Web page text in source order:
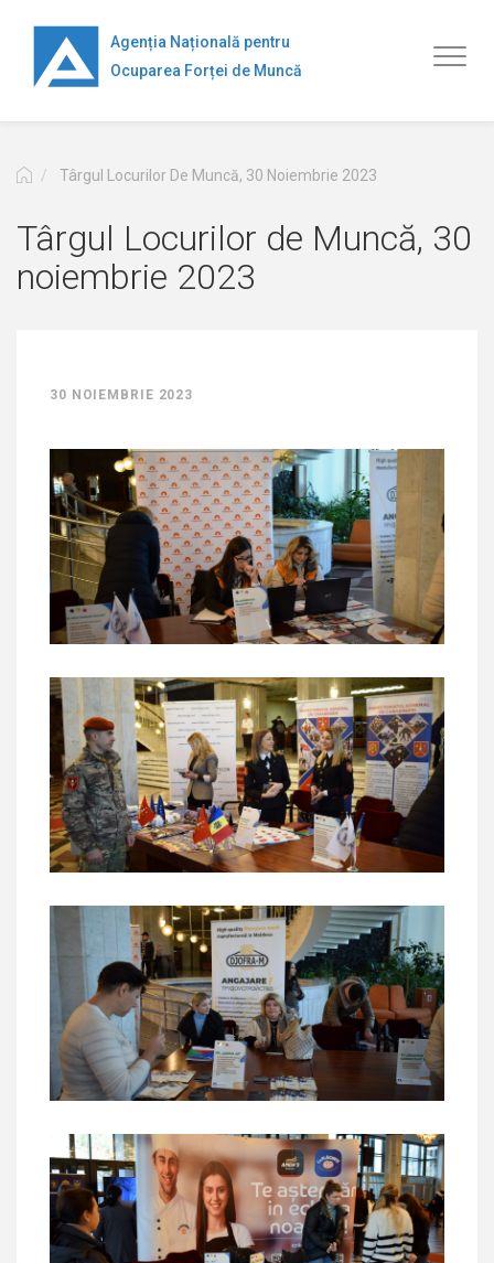
conţinutul
principal
Agenția Națională pentru
Ocuparea Forței de Muncă
Târgul Locurilor De Muncă, 30 Noiembrie 2023
Târgul Locurilor de Muncă, 30
noiembrie 2023
30 NOIEMBRIE 2023